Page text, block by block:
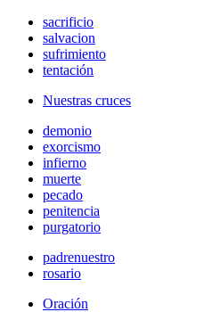
sacrificio
salvacion
sufrimiento
tentación
Nuestras cruces
demonio
exorcismo
infierno
muerte
pecado
penitencia
purgatorio
padrenuestro
rosario
Oración